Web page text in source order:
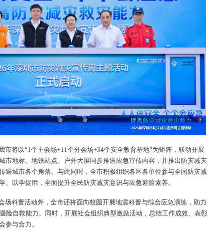
市将以“1个主会场+11个分会场+34个安全教育基地”为矩阵，联动开展
市地标、地铁站点、户外大屏同步推送应急宣传内容，并推出防灾减灾
遍城市各个角落。与此同时，全市积极组织各区各单位参与全国防灾减
、以学促用，全面提升全民防灾减灾意识与应急避险素养。
场科普活动外，全市还将面向校园开展地震科普与综合应急演练，助力
险自救能力。同时，开展社会组织典型激励活动，总结工作成效、表彰
参与合力。